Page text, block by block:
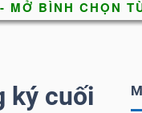
ký cuối